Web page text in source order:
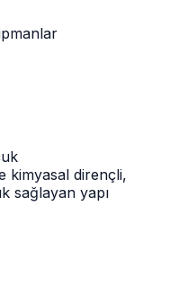
kimyasal dirençli,
sağlayan yapı